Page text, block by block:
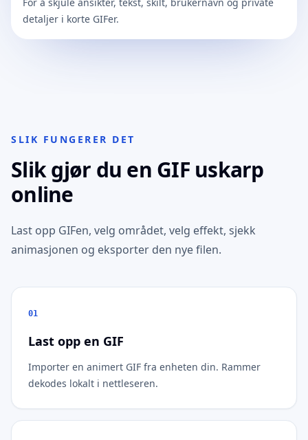
detaljer i korte GIFer.
SLIK FUNGERER DET
Slik gjør du en GIF uskarp
online
Last opp GIFen, velg området, velg effekt, sjekk
animasjonen og eksporter den nye filen.
01
Last opp en GIF
Importer en animert GIF fra enheten din. Rammer
dekodes lokalt i nettleseren.